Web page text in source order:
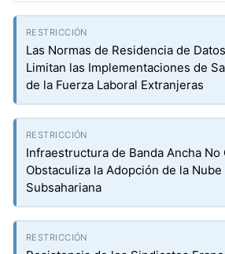
Las Normas de Residencia de
Limitan las Implementaciones de
de la Fuerza Laboral Extranjeras
Infraestructura de Banda Ancha No
Obstaculiza la Adopción de la
Subsahariana